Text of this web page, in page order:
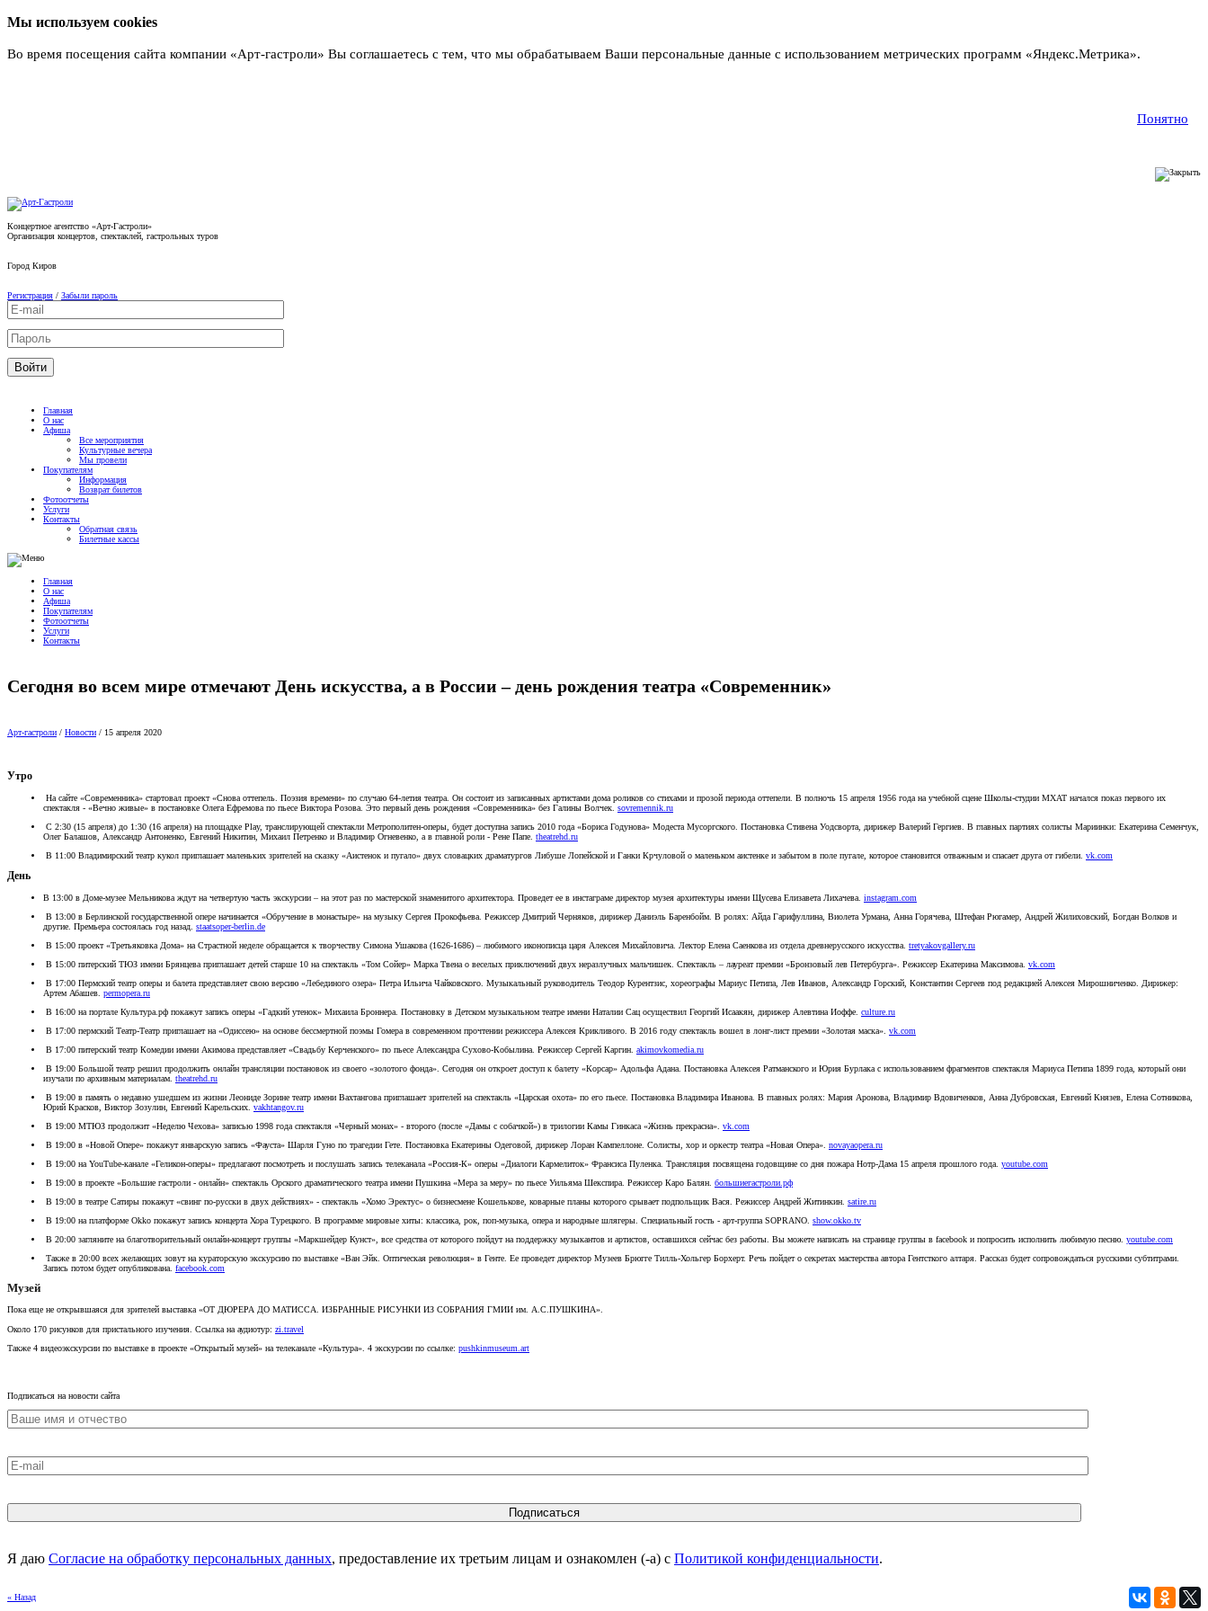
Мы используем cookies
Во время посещения сайта компании «Арт-гастроли» Вы соглашаетесь с тем, что мы обрабатываем Ваши персональные данные с использованием метрических программ «Яндекс.Метрика».
Понятно
Концертное агентство «Арт-Гастроли»
Организация концертов, спектаклей, гастрольных туров
Город Киров
Регистрация / Забыли пароль
Главная
О нас
Афиша
Все мероприятия
Культурные вечера
Мы провели
Покупателям
Информация
Возврат билетов
Фотоотчеты
Услуги
Контакты
Обратная связь
Билетные кассы
Главная
О нас
Афиша
Покупателям
Фотоотчеты
Услуги
Контакты
Сегодня во всем мире отмечают День искусства, а в России – день рождения театра «Современник»
Арт-гастроли / Новости / 15 апреля 2020
Утро
На сайте «Современника» стартовал проект «Снова оттепель. Поэзия времени» по случаю 64-летия театра. Он состоит из записанных артистами дома роликов со стихами и прозой периода оттепели. В полночь 15 апреля 1956 года на учебной сцене Школы-студии МХАТ начался показ первого их
спектакля - «Вечно живые» в постановке Олега Ефремова по пьесе Виктора Розова. Это первый день рождения «Современника» без Галины Волчек. sovremennik.ru
С 2:30 (15 апреля) до 1:30 (16 апреля) на площадке Play, транслирующей спектакли Метрополитен-оперы, будет доступна запись 2010 года «Бориса Годунова» Модеста Мусоргского. Постановка Стивена Уодсворта, дирижер Валерий Гергиев. В главных партиях солисты Мариинки: Екатерина Семенчук,
Олег Балашов, Александр Антоненко, Евгений Никитин, Михаил Петренко и Владимир Огневенко, а в главной роли - Рене Папе. theatrehd.ru
В 11:00 Владимирский театр кукол приглашает маленьких зрителей на сказку «Аистенок и пугало» двух словацких драматургов Либуше Лопейской и Ганки Крчуловой о маленьком аистенке и забытом в поле пугале, которое становится отважным и спасает друга от гибели. vk.com
День
В 13:00 в Доме-музее Мельникова ждут на четвертую часть экскурсии – на этот раз по мастерской знаменитого архитектора. Проведет ее в инстаграме директор музея архитектуры имени Щусева Елизавета Лихачева. instagram.com
В 13:00 в Берлинской государственной опере начинается «Обручение в монастыре» на музыку Сергея Прокофьева. Режиссер Дмитрий Черняков, дирижер Даниэль Баренбойм. В ролях: Айда Гарифуллина, Виолета Урмана, Анна Горячева, Штефан Рюгамер, Андрей Жилиховский, Богдан Волков и
другие. Премьера состоялась год назад. staatsoper-berlin.de
В 15:00 проект «Третьяковка Дома» на Страстной неделе обращается к творчеству Симона Ушакова (1626-1686) – любимого иконописца царя Алексея Михайловича. Лектор Елена Саенкова из отдела древнерусского искусства. tretyakovgallery.ru
В 15:00 питерский ТЮЗ имени Брянцева приглашает детей старше 10 на спектакль «Том Сойер» Марка Твена о веселых приключений двух неразлучных мальчишек. Спектакль – лауреат премии «Бронзовый лев Петербурга». Режиссер Екатерина Максимова. vk.com
В 17:00 Пермский театр оперы и балета представляет свою версию «Лебединого озера» Петра Ильича Чайковского. Музыкальный руководитель Теодор Курентзис, хореографы Мариус Петипа, Лев Иванов, Александр Горский, Константин Сергеев под редакцией Алексея Мирошниченко. Дирижер:
Артем Абашев. permopera.ru
В 16:00 на портале Культура.рф покажут запись оперы «Гадкий утенок» Михаила Броннера. Постановку в Детском музыкальном театре имени Наталии Сац осуществил Георгий Исаакян, дирижер Алевтина Иоффе. culture.ru
В 17:00 пермский Театр-Театр приглашает на «Одиссею» на основе бессмертной поэмы Гомера в современном прочтении режиссера Алексея Крикливого. В 2016 году спектакль вошел в лонг-лист премии «Золотая маска». vk.com
В 17:00 питерский театр Комедии имени Акимова представляет «Свадьбу Керченского» по пьесе Александра Сухово-Кобылина. Режиссер Сергей Каргин. akimovkomedia.ru
В 19:00 Большой театр решил продолжить онлайн трансляции постановок из своего «золотого фонда». Сегодня он откроет доступ к балету «Корсар» Адольфа Адана. Постановка Алексея Ратманского и Юрия Бурлака с использованием фрагментов спектакля Мариуса Петипа 1899 года, который они
изучали по архивным материалам. theatrehd.ru
В 19:00 в память о недавно ушедшем из жизни Леониде Зорине театр имени Вахтангова приглашает зрителей на спектакль «Царская охота» по его пьесе. Постановка Владимира Иванова. В главных ролях: Мария Аронова, Владимир Вдовиченков, Анна Дубровская, Евгений Князев, Елена Сотникова,
Юрий Красков, Виктор Зозулин, Евгений Карельских. vakhtangov.ru
В 19:00 МТЮЗ продолжит «Неделю Чехова» записью 1998 года спектакля «Черный монах» - второго (после «Дамы с собачкой») в трилогии Камы Гинкаса «Жизнь прекрасна». vk.com
В 19:00 в «Новой Опере» покажут январскую запись «Фауста» Шарля Гуно по трагедии Гете. Постановка Екатерины Одеговой, дирижер Лоран Кампеллоне. Солисты, хор и оркестр театра «Новая Опера». novayaopera.ru
В 19:00 на YouTube-канале «Геликон-оперы» предлагают посмотреть и послушать запись телеканала «Россия-К» оперы «Диалоги Кармелиток» Франсиса Пуленка. Трансляция посвящена годовщине со дня пожара Нотр-Дама 15 апреля прошлого года. youtube.com
В 19:00 в проекте «Большие гастроли - онлайн» спектакль Орского драматического театра имени Пушкина «Мера за меру» по пьесе Уильяма Шекспира. Режиссер Каро Балян. большиегастроли.рф
В 19:00 в театре Сатиры покажут «свинг по-русски в двух действиях» - спектакль «Хомо Эректус» о бизнесмене Кошелькове, коварные планы которого срывает подпольщик Вася. Режиссер Андрей Житинкин. satire.ru
В 19:00 на платформе Okko покажут запись концерта Хора Турецкого. В программе мировые хиты: классика, рок, поп-музыка, опера и народные шлягеры. Специальный гость - арт-группа SОPRANO. show.okko.tv
В 20:00 загляните на благотворительный онлайн-концерт группы «Маркшейдер Кунст», все средства от которого пойдут на поддержку музыкантов и артистов, оставшихся сейчас без работы. Вы можете написать на странице группы в facebook и попросить исполнить любимую песню. youtube.com
Также в 20:00 всех желающих зовут на кураторскую экскурсию по выставке «Ван Эйк. Оптическая революция» в Генте. Ее проведет директор Музеев Брюгге Тилль-Хольгер Борхерт. Речь пойдет о секретах мастерства автора Гентсткого алтаря. Рассказ будет сопровождаться русскими субтитрами.
Запись потом будет опубликована. facebook.com
Музей
Пока еще не открывшаяся для зрителей выставка «ОТ ДЮРЕРА ДО МАТИССА. ИЗБРАННЫЕ РИСУНКИ ИЗ СОБРАНИЯ ГМИИ им. А.С.ПУШКИНА».
Около 170 рисунков для пристального изучения. Ссылка на аудиотур: zi.travel
Также 4 видеоэкскурсии по выставке в проекте «Открытый музей» на телеканале «Культура». 4 экскурсии по ссылке: pushkinmuseum.art
Подписаться на новости сайта
Я даю Согласие на обработку персональных данных, предоставление их третьим лицам и ознакомлен (-а) c Политикой конфиденциальности.
« Назад